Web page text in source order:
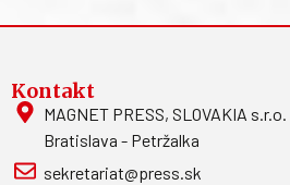
Kontakt
MAGNET PRESS, SLOVAKIA
Bratislava - Petržalka
sekretariat@press.sk